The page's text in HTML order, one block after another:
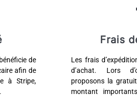
de
afin de
à Stripe,
Frais
Les frais
d’achat. Lors
proposons la
montant